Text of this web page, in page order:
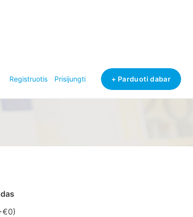
Registruotis Prisijungti + Parduoti dabar
€0)